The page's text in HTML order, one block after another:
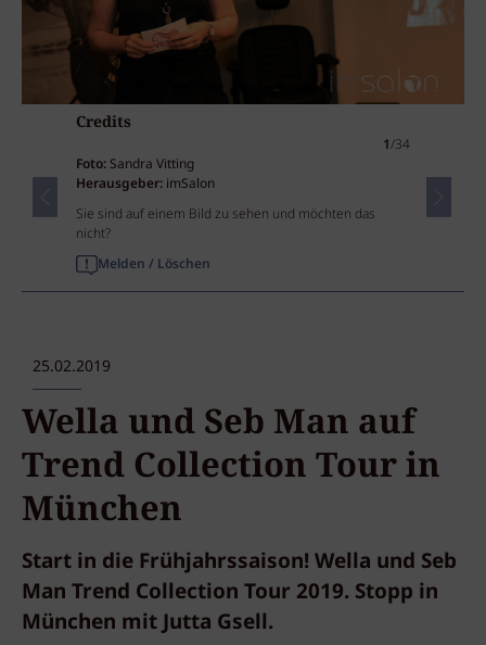
Credits
1/34
Foto: Sandra Vitting
Herausgeber: imSalon
Sie sind auf einem Bild zu sehen und möchten das
nicht?
Melden / Löschen
25.02.2019
Wella und Seb Man auf
Trend Collection Tour in
München
Start in die Frühjahrssaison! Wella und Seb
Man Trend Collection Tour 2019. Stopp in
München mit Jutta Gsell.